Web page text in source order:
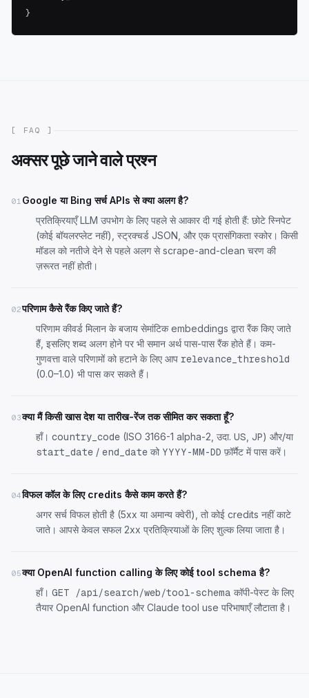
}
[ FAQ ]
अक्सर पूछे जाने वाले प्रश्न
01 Google या Bing सर्च APIs से क्या अलग है?
प्रतिक्रियाएँ LLM उपभोग के लिए पहले से आकार दी गई होती हैं: छोटे स्निपेट
(कोई बॉयलरप्लेट नहीं), स्ट्रक्चर्ड JSON, और एक प्रासंगिकता स्कोर। किसी
मॉडल को नतीजे देने से पहले अलग से scrape-and-clean चरण की
ज़रूरत नहीं होती।
02परिणाम कैसे रैंक किए जाते हैं?
परिणाम कीवर्ड मिलान के बजाय सेमांटिक embeddings द्वारा रैंक किए जाते
हैं, इसलिए शब्द अलग होने पर भी समान अर्थ पास-पास रैंक होते हैं। कम-
गुणवत्ता वाले परिणामों को हटाने के लिए आप relevance_threshold
(0.0–1.0) भी पास कर सकते हैं।
03क्या मैं किसी खास देश या तारीख-रेंज तक सीमित कर सकता हूँ?
हाँ। country_code (ISO 3166-1 alpha-2, उदा. US JP) और/या
start_date / end_date को YYYY-MM-DD फ़ॉर्मैट में पास करें।
04विफल कॉल के लिए credits कैसे काम करते हैं?
अगर सर्च विफल होती है (5xx या अमान्य क्वेरी), तो कोई credits नहीं काटे
जाते। आपसे केवल सफल 2xx प्रतिक्रियाओं के लिए शुल्क लिया जाता है।
05क्या OpenAI function calling के लिए कोई tool schema है?
हाँ। GET /api/search/web/tool-schema कॉपी-पेस्ट के लिए
तैयार OpenAI function और Claude tool use परिभाषाएँ लौटाता है।